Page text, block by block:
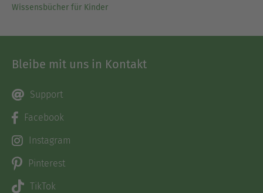
Wissensbücher für Kinder
Bleibe mit uns in Kontakt
Support
Facebook
Instagram
Pinterest
TikTok